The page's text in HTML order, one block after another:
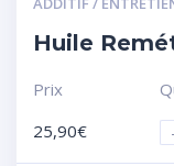
Huile
Prix
25,90€